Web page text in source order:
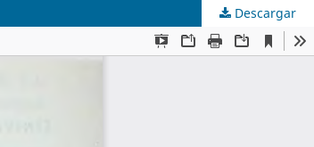
Descargar